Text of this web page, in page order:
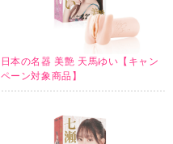
日本の名器 美艶 天馬ゆい【キャン
ペーン対象商品】